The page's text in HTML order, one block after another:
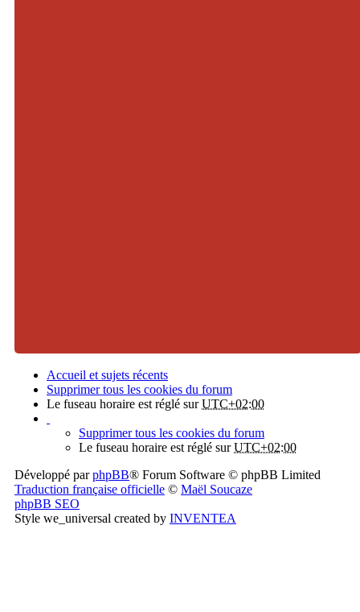
Accueil et sujets récents
Supprimer tous les cookies du forum
Le fuseau horaire est réglé surUTC+02:00
Supprimer tous les cookies du forum
Le fuseau horaire est réglé surUTC+02:00
Développé parphpBB® Forum Software © phpBB Limited
Traduction française officielle © Maël Soucaze
phpBB SEO
Style we_universal created by INVENTEA